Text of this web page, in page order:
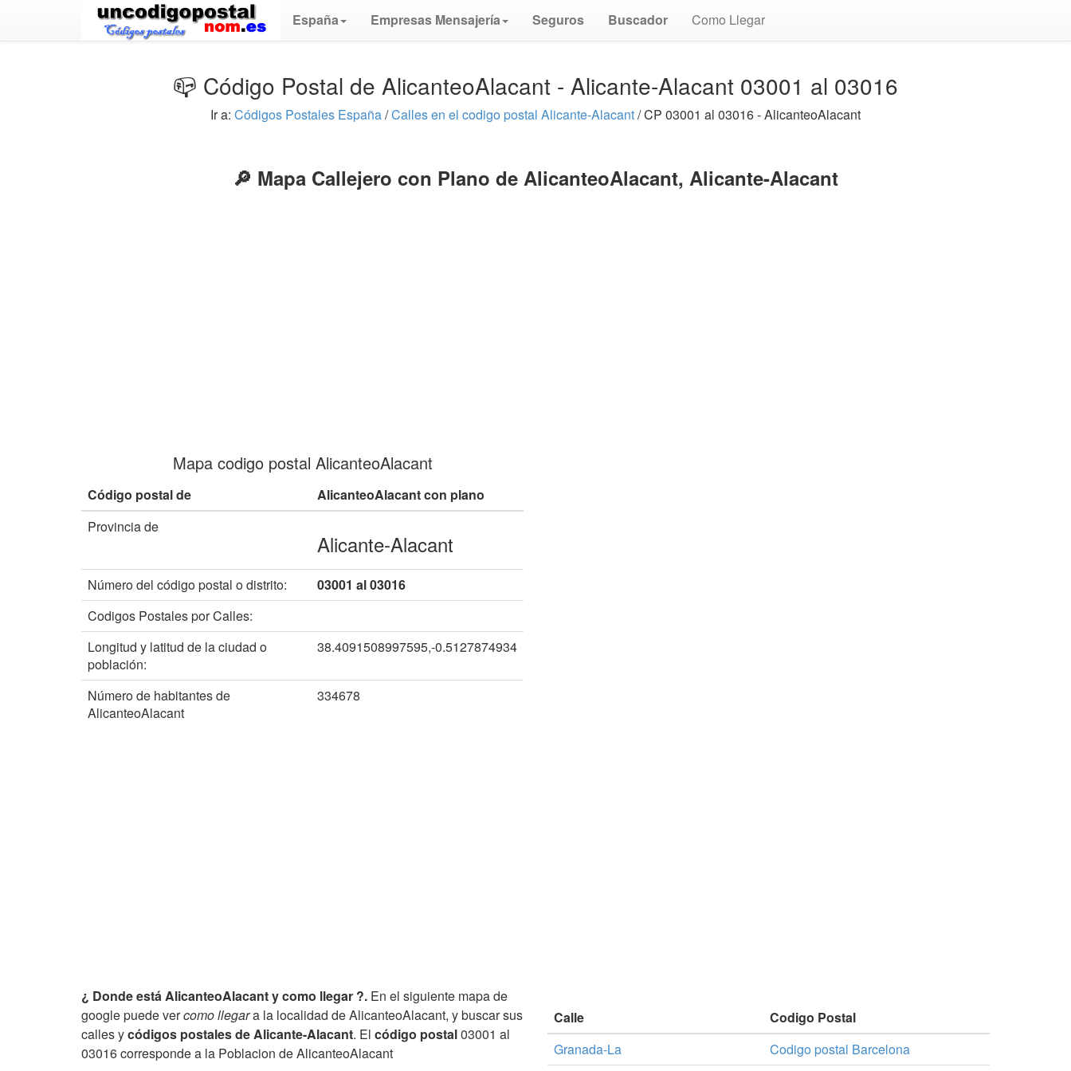
España Empresas Mensajería Seguros Buscador Como Llegar
📪 Código Postal de AlicanteoAlacant - Alicante-Alacant 03001 al 03016
Ir a: Códigos Postales España/Calles en el codigo postal Alicante-Alacant/ CP 03001 al 03016 - AlicanteoAlacant
🔎 Mapa Callejero con Plano de AlicanteoAlacant, Alicante-Alacant
Mapa codigo postal AlicanteoAlacant
Código postal de
AlicanteoAlacant con plano
Provincia de
Alicante-Alacant
Número del código postal o distrito:
03001 al 03016
Codigos Postales por Calles:
Longitud y latitud de la ciudad o
población:
38.4091508997595,-0.5127874934
Número de habitantes de
AlicanteoAlacant
334678
¿ Donde está AlicanteoAlacant y como llegar ?. En el siguiente mapa de
google puede vercomo llegara la localidad de AlicanteoAlacant, y buscar sus
calles ycódigos postales de Alicante-Alacant. El código postal03001 al
03016 corresponde a la Poblacion de AlicanteoAlacant
Calle
Codigo Postal
Granada-La
Codigo postal Barcelona